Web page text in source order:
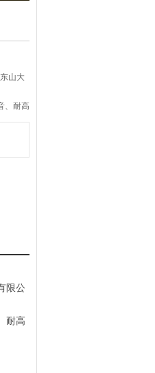
山大
、耐高
限公
耐高